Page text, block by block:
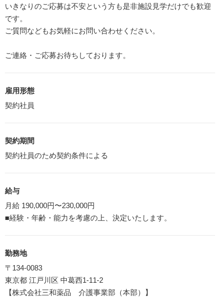
いきなりのご応募は不安という方も是非施設見学だけでも歓迎
です。
ご質問などもお気軽にお問い合わせください。
ご連絡・ご応募お待ちしております。
雇用形態
契約社員
契約期間
契約社員のため契約条件による
給与
月給 190,000円〜230,000円
■経験・年齢・能力を考慮の上、決定いたします。
勤務地
〒134-0083
東京都 江戸川区 中葛西1-11-2
【株式会社三和薬品 介護事業部（本部）】